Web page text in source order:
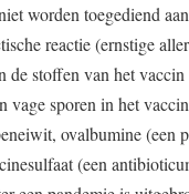
worden toegediend aan
reactie (ernstige
de stoffen van het
vage sporen in het vaccin
ovalbumine (een
(een